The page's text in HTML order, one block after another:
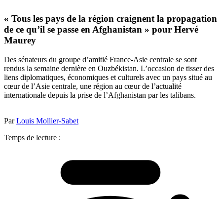
« Tous les pays de la région craignent la propagation
de ce qu’il se passe en Afghanistan » pour Hervé
Maurey
Des sénateurs du groupe d’amitié France-Asie centrale se sont
rendus la semaine dernière en Ouzbékistan. L’occasion de tisser des
liens diplomatiques, économiques et culturels avec un pays situé au
cœur de l’Asie centrale, une région au cœur de l’actualité
internationale depuis la prise de l’Afghanistan par les talibans.
ParLouis Mollier-Sabet
Temps de lecture :